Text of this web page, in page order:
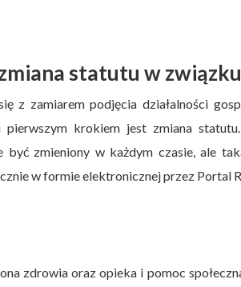
statutu w
z zamiarem podjęcia działalności
krokiem jest zmiana
być zmieniony w każdym czasie, ale
w formie elektronicznej przez Portal
zdrowia oraz opieka i pomoc